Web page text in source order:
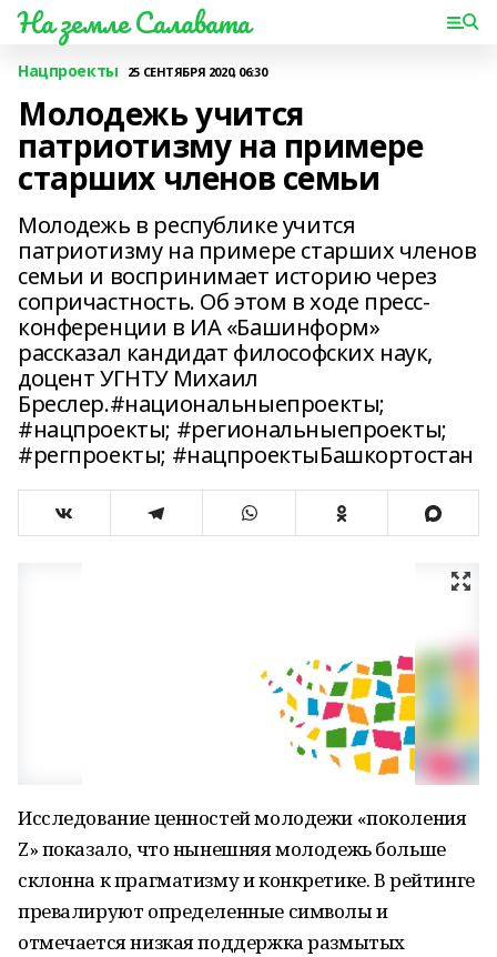
На земле Салавата
Нацпроекты 25 СЕНТЯБРЯ 2020, 06:30
Молодежь учится
патриотизму на примере
старших членов семьи
Молодежь в республике учится
патриотизму на примере старших членов
семьи и воспринимает историю через
сопричастность. Об этом в ходе пресс-
конференции в ИА «Башинформ»
рассказал кандидат философских наук,
доцент УГНТУ Михаил
Бреслер.#национальныепроекты;
#нацпроекты; #региональныепроекты;
#регпроекты; #нацпроектыБашкортостан
Исследование ценностей молодежи «поколения
Z» показало, что нынешняя молодежь больше
склонна к прагматизму и конкретике. В рейтинге
превалируют определенные символы и
отмечается низкая поддержка размытых